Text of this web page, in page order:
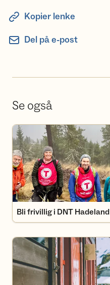
Kopier lenke
Del på e-post
Se også
Bli frivillig i DNT Hadeland
Bli frivillig i DNT Hadeland
Bli medlem